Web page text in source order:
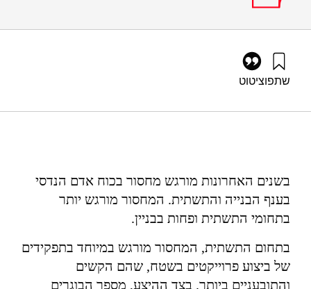
שתפוציטוט
בשנים האחרונות מורגש מחסור בכוח אדם הנדסי
בענף הבנייה והתשתית. המחסור מורגש יותר
בתחומי התשתית ופחות בבניין.
בתחום התשתית, המחסור מורגש במיוחד בתפקידים
של ביצוע פרוייקטים בשטח, שהם הקשים
והתובעניים ביותר. בצד ההיצע, מספר הבוגרים